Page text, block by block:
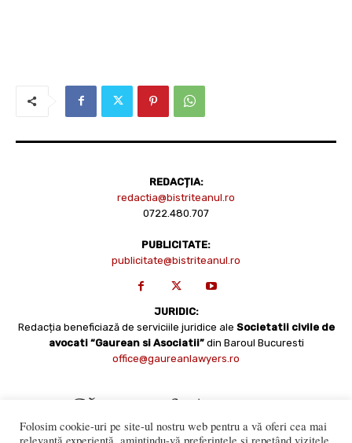
REDACȚIA:
redactia@bistriteanul.ro
0722.480.707
PUBLICITATE:
publicitate@bistriteanul.ro
JURIDIC:
Redacția beneficiază de serviciile juridice ale Societatii civile de
avocati “Gaurean si Asociatii” din Baroul Bucuresti
office@gaureanlawyers.ro
Folosim cookie-uri pe site-ul nostru web pentru a vă oferi cea mai